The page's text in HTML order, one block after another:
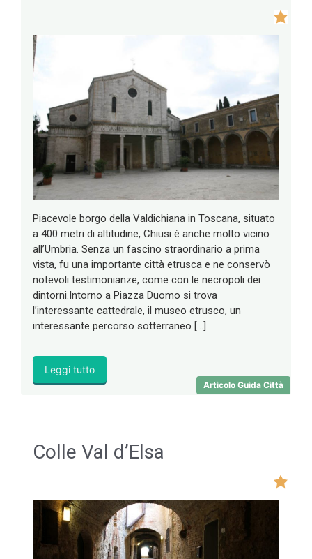
Articolo Guida Città
Piacevole borgo della Valdichiana in Toscana, situato
a 400 metri di altitudine, Chiusi è anche molto vicino
all’Umbria. Senza un fascino straordinario a prima
vista, fu una importante città etrusca e ne conservò
notevoli testimonianze, come con le necropoli dei
dintorni.Intorno a Piazza Duomo si trova
l’interessante cattedrale, il museo etrusco, un
interessante percorso sotterraneo […]
Leggi tutto
Colle Val d’Elsa